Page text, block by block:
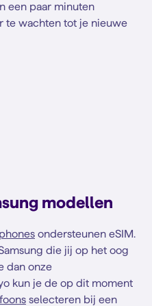
een paar minuten
te wachten tot je nieuwe
modellen
ondersteunen eSIM.
die jij op het oog
dan onze
kun je de op dit moment
selecteren bij een